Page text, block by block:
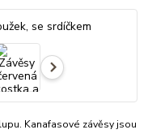
Kanafasové závěsy jsou